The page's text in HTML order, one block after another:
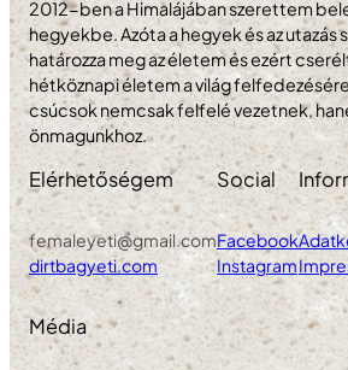
2012-ben a Himalájában szerettem
hegyekbe. Azóta a hegyek és az utazás
határozza meg az életem és ezért
hétköznapi életem a világ
csúcsok nemcsak felfelé vezetnek,
önmagunkhoz.
Elérhetőségem
femaleyeti@gmail.com
dirtbagyeti.com
Social
Facebook
Instagram
Média